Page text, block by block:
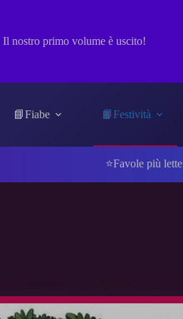
Il nostro primo volume è uscito!
📘Fiabe 📙Festività
⭐Favole più lette